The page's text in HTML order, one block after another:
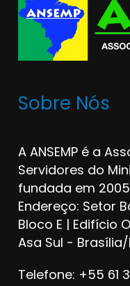
Sobre Nós
A ANSEMP é a
Servidores do
fundada em
Endereço: Setor
Bloco E | Edifício
Asa Sul - Brasília/
Telefone: +55 61